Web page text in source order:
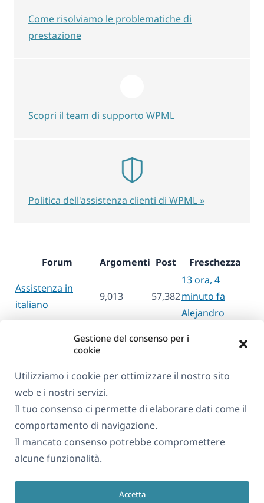
Gestione del consenso per i
cookie
Utilizziamo i cookie per ottimizzare il nostro sito
web e i nostri servizi.
Il tuo consenso ci permette di elaborare dati come il
comportamento di navigazione.
Il mancato consenso potrebbe compromettere
alcune funzionalità.
Accetta
Forum Argomenti Post
Freschezza
Assistenza in
italiano
9,013 57,382
13 ora, 4
minuto fa
Alejandro
Come risolviamo le problematiche di
prestazione
Scopri il team di supporto WPML
Politica dell'assistenza clienti di WPML »
GDPR e Informativa sulla Privacy
Unisciti al nostro team(si
apre
in
apre
in
apre